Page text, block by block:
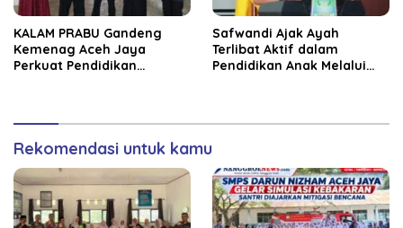
KALAM PRABU Gandeng
Kemenag Aceh Jaya
Perkuat Pendidikan
Safwandi Ajak Ayah
Terlibat Aktif dalam
Pendidikan Anak Melalui
Rekomendasi untuk kamu